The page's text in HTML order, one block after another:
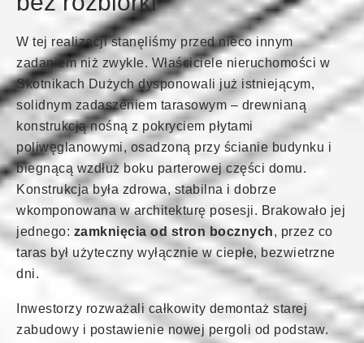
W tej realizacji stanęliśmy przed nieco innym
zadaniem niż zwykle. Właściciele nieruchomości w
Skotnikach Dużych dysponowali już istniejącym,
solidnym zadaszeniem tarasowym – drewnianą
konstrukcją nośną z pokryciem płytami
poliwęglanowymi, osadzoną przy ścianie budynku i
biegnącą wzdłuż boku parterowej części domu.
Konstrukcja była zdrowa, stabilna i dobrze
wkomponowana w architekturę posesji. Brakowało jej
jednego: zamknięcia od stron bocznych, przez co
taras był użyteczny wyłącznie w ciepłe, bezwietrzne
dni.
Inwestorzy rozważali całkowity demontaż starej
zabudowy i postawienie nowej pergoli od podstaw.